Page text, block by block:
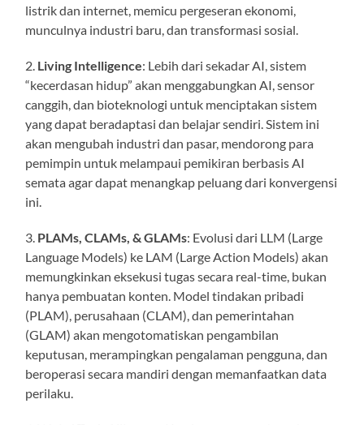
listrik dan internet, memicu pergeseran ekonomi,
munculnya industri baru, dan transformasi sosial.
2. Living Intelligence: Lebih dari sekadar AI, sistem
“kecerdasan hidup” akan menggabungkan AI, sensor
canggih, dan bioteknologi untuk menciptakan sistem
yang dapat beradaptasi dan belajar sendiri. Sistem ini
akan mengubah industri dan pasar, mendorong para
pemimpin untuk melampaui pemikiran berbasis AI
semata agar dapat menangkap peluang dari konvergensi
ini.
3. PLAMs, CLAMs, & GLAMs: Evolusi dari LLM (Large
Language Models) ke LAM (Large Action Models) akan
memungkinkan eksekusi tugas secara real-time, bukan
hanya pembuatan konten. Model tindakan pribadi
(PLAM), perusahaan (CLAM), dan pemerintahan
(GLAM) akan mengotomatiskan pengambilan
keputusan, merampingkan pengalaman pengguna, dan
beroperasi secara mandiri dengan memanfaatkan data
perilaku.